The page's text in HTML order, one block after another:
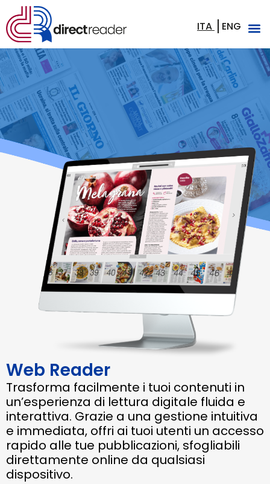
ITA ENG
Web Reader
Trasforma facilmente i tuoi contenuti in
un’esperienza di lettura digitale fluida e
interattiva. Grazie a una gestione intuitiva
e immediata, offri ai tuoi utenti un accesso
rapido alle tue pubblicazioni, sfogliabili
direttamente online da qualsiasi
dispositivo.